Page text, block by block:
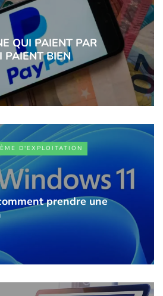
QUI PAIENT PAR
PAIENT BIEN
D'EXPLOITATION
prendre une